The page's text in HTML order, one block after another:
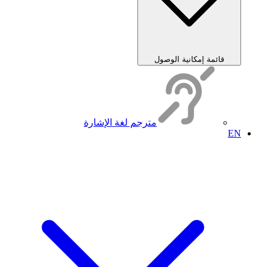
قائمة إمكانية الوصول
مترجم لغة الإشارة
EN